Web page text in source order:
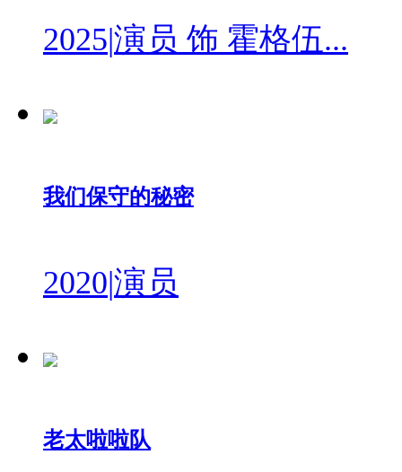
2025|演员 饰 霍格伍...
我们保守的秘密
2020|演员
老太啦啦队